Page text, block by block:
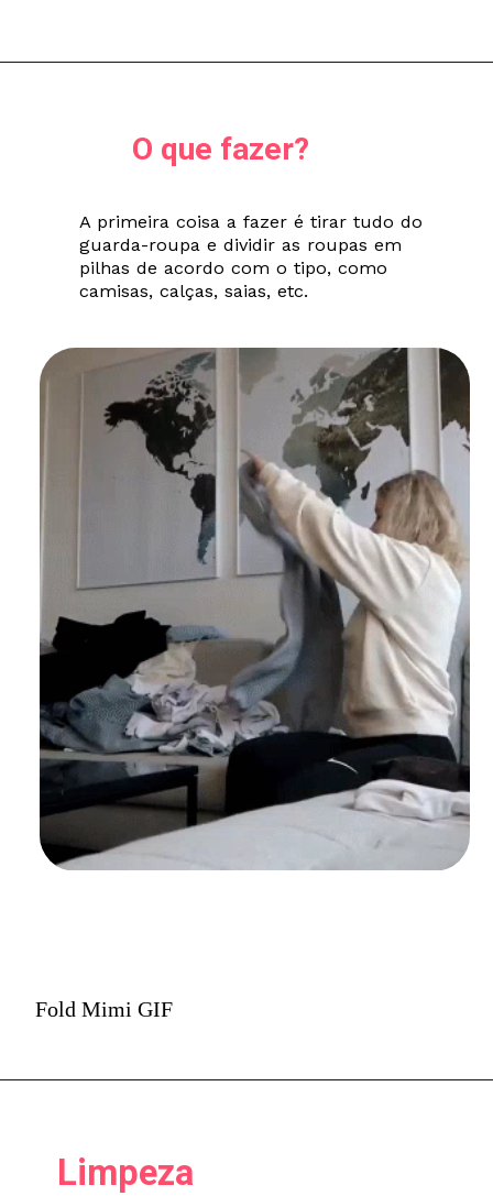
A primeira coisa a fazer é tirar tudo do
guarda-roupa e dividir as roupas em
pilhas de acordo com o tipo, como
camisas, calças, saias, etc.
O que fazer?
Fold Mimi GIF
Limpeza